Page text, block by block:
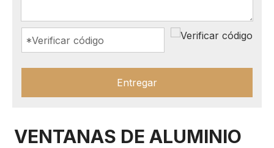
Entregar
VENTANAS DE ALUMINIO